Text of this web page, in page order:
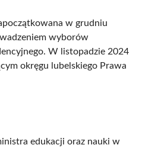
w grudniu
wyborów
W listopadzie 2024
okręgu lubelskiego Prawa
edukacji oraz nauki w